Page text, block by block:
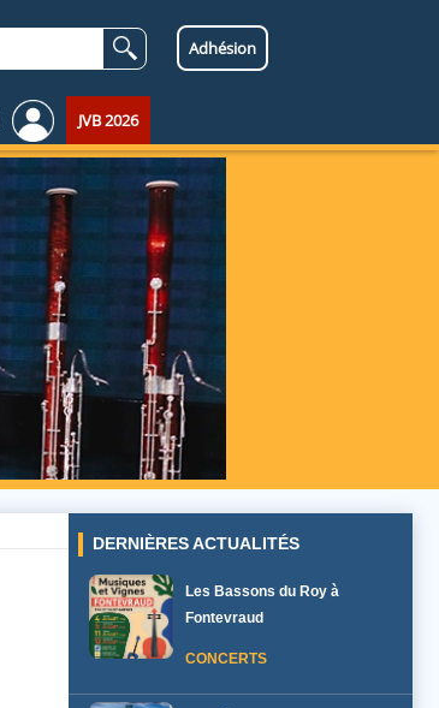
Adhésion
JVB 2026
DERNIÈRES ACTUALITÉS
Les Bassons du Roy à
Fontevraud
CONCERTS